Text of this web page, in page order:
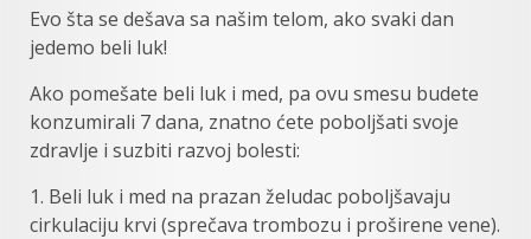
Evo šta se dešava sa našim telom, ako svaki dan
jedemo beli luk!
Ako pomešate beli luk i med, pa ovu smesu budete
konzumirali 7 dana, znatno ćete poboljšati svoje
zdravlje i suzbiti razvoj bolesti:
1. Beli luk i med na prazan želudac poboljšavaju
cirkulaciju krvi (sprečava trombozu i proširene vene).